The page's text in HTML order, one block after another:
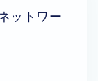
ットワー